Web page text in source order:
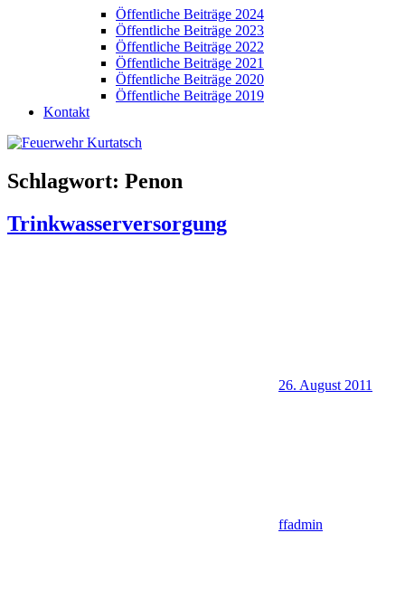
Öffentliche Beiträge 2024
Öffentliche Beiträge 2023
Öffentliche Beiträge 2022
Öffentliche Beiträge 2021
Öffentliche Beiträge 2020
Öffentliche Beiträge 2019
Kontakt
Schlagwort: Penon
Trinkwasserversorgung
26. August 2011
ffadmin